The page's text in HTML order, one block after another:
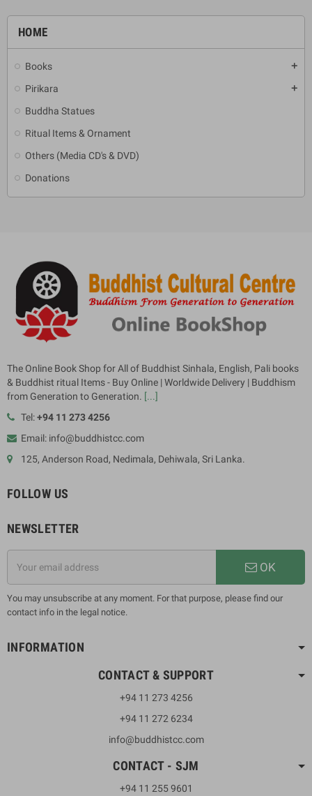
HOME
Books add
Pirikara add
Buddha Statues
Ritual Items & Ornament
Others (Media CD's & DVD)
Donations
The Online Book Shop for All of Buddhist Sinhala, English, Pali books
& Buddhist ritual Items - Buy Online | Worldwide Delivery | Buddhism
from Generation to Generation. [...]
Tel:+94 11 273 4256
Email: info@buddhistcc.com
125, Anderson Road, Nedimala, Dehiwala, Sri Lanka.
FOLLOW US
NEWSLETTER
OK
You may unsubscribe at any moment. For that purpose, please find our
contact info in the legal notice.
INFORMATION
CONTACT & SUPPORT
+94 11 273 4256
+94 11 272 6234
info@buddhistcc.com
CONTACT - SJM
+94 11 255 9601